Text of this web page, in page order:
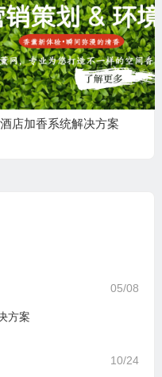
酒店加香系统解决方案
05/08
方案
10/24